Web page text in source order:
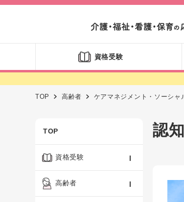
資格受験
TOP 高齢者 ケアマネジメント・ソーシャ
TOP
資格受験
ケアマネジャー
高齢者
認